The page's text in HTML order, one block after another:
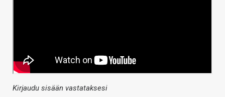
Kirjaudu sisään vastataksesi